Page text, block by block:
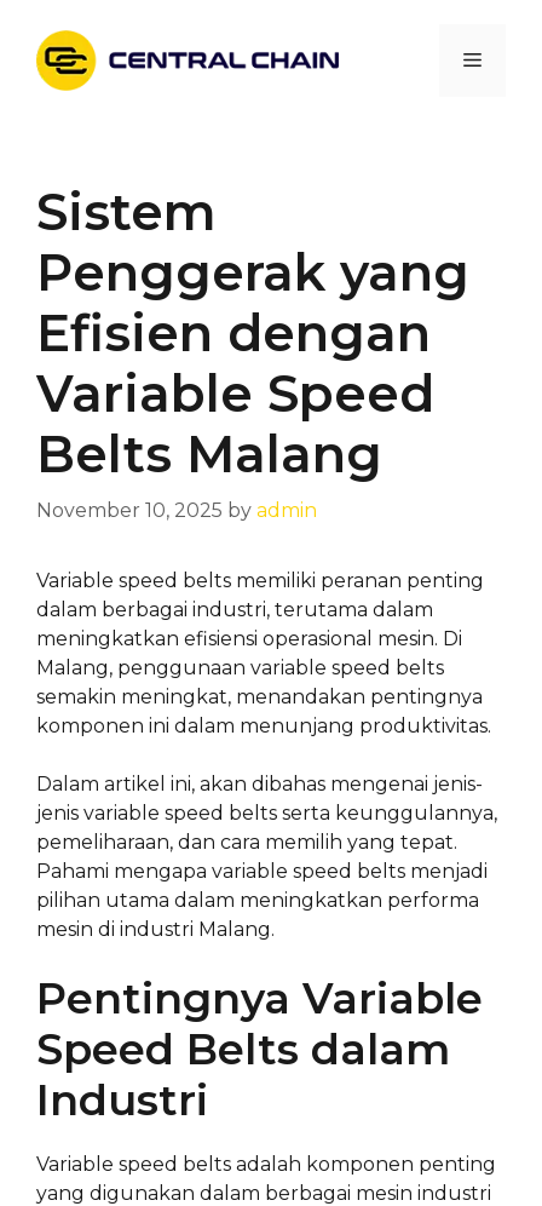
content
Menu
Sistem
Penggerak yang
Efisien dengan
Variable Speed
Belts Malang
November 10, 2025 by admin
Variable speed belts memiliki peranan penting
dalam berbagai industri, terutama dalam
meningkatkan efisiensi operasional mesin. Di
Malang, penggunaan variable speed belts
semakin meningkat, menandakan pentingnya
komponen ini dalam menunjang produktivitas.
Dalam artikel ini, akan dibahas mengenai jenis-
jenis variable speed belts serta keunggulannya,
pemeliharaan, dan cara memilih yang tepat.
Pahami mengapa variable speed belts menjadi
pilihan utama dalam meningkatkan performa
mesin di industri Malang.
Pentingnya Variable
Speed Belts dalam
Industri
Variable speed belts adalah komponen penting
yang digunakan dalam berbagai mesin industri